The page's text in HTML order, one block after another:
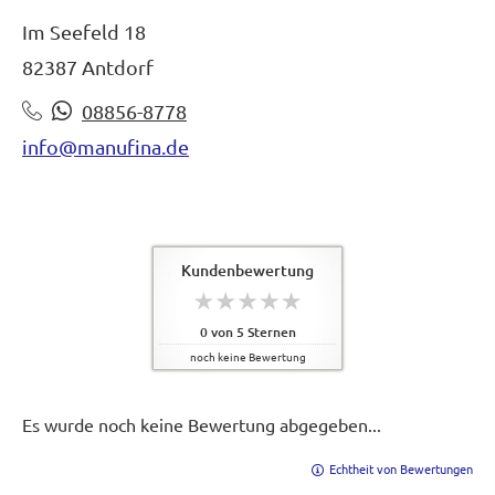
Im Seefeld 18
82387 Antdorf
08856-8778
info@manufina.de
Kundenbewertung
0von5 Sternen
noch keine Bewertung
Es wurde noch keine Bewertung abgegeben...
Echtheit von Bewertungen